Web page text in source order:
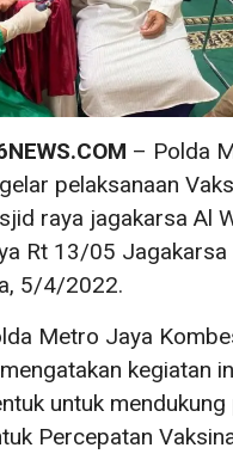
– Polda
pelaksanaan
raya jagakarsa Al
Rt 13/05
5/4/2022.
Metro Jaya
kegiatan
untuk
Percepatan